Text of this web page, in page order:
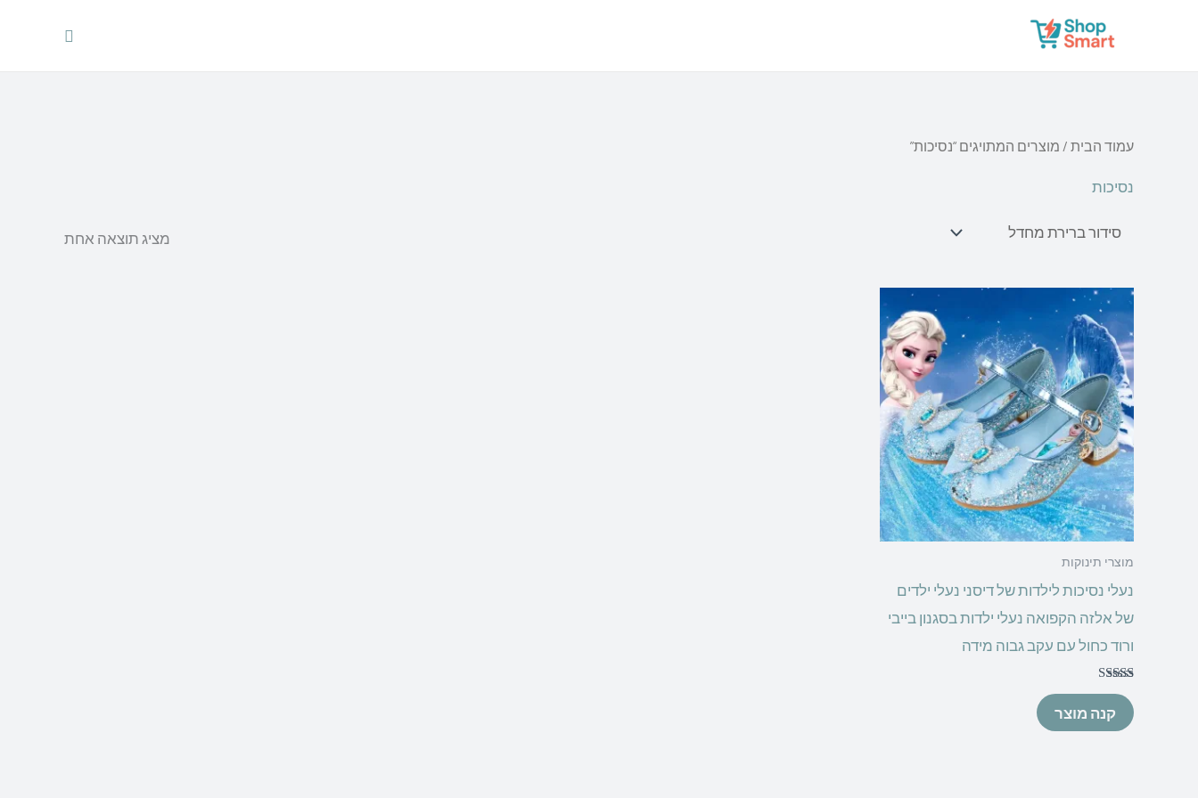
חיפוש
עמוד הבית / מוצרים המתויגים “נסיכות”
נסיכות
מציג תוצאה אחת
מוצרי תינוקות
נעלי נסיכות לילדות של דיסני נעלי ילדים
של אלזה הקפואה נעלי ילדות בסגנון בייבי
ורוד כחול עם עקב גבוה מידה
דורג
5.00
מתוך 5קנה מוצר